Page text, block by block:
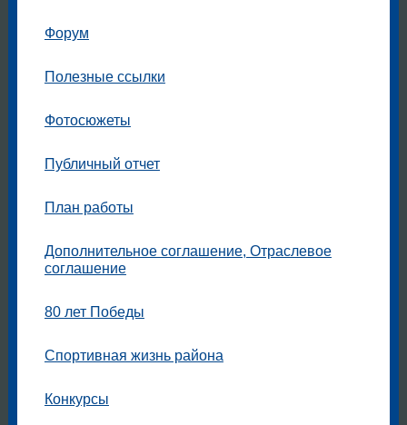
Форум
Полезные ссылки
Фотосюжеты
Публичный отчет
План работы
Дополнительное соглашение, Отраслевое
соглашение
80 лет Победы
Спортивная жизнь района
Конкурсы